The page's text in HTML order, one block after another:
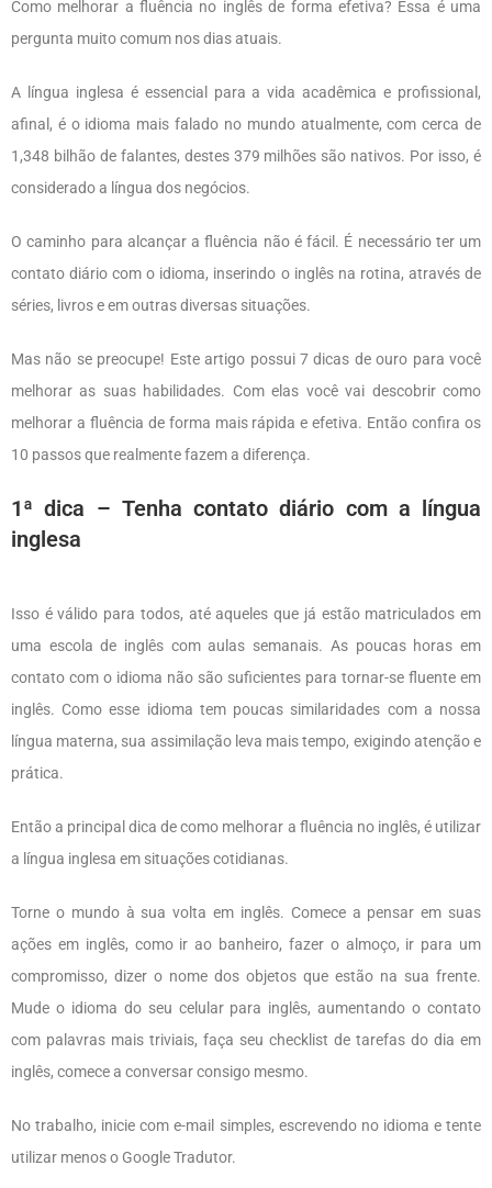
Como melhorar a fluência no inglês de forma efetiva? Essa é uma
pergunta muito comum nos dias atuais.
A língua inglesa é essencial para a vida acadêmica e profissional,
afinal, é o idioma mais falado no mundo atualmente, com cerca de
1,348 bilhão de falantes, destes 379 milhões são nativos. Por isso, é
considerado a língua dos negócios.
O caminho para alcançar a fluência não é fácil. É necessário ter um
contato diário com o idioma, inserindo o inglês na rotina, através de
séries, livros e em outras diversas situações.
Mas não se preocupe! Este artigo possui 7 dicas de ouro para você
melhorar as suas habilidades. Com elas você vai descobrir como
melhorar a fluência de forma mais rápida e efetiva. Então confira os
10 passos que realmente fazem a diferença.
1ª dica – Tenha contato diário com a língua
inglesa
Isso é válido para todos, até aqueles que já estão matriculados em
uma escola de inglês com aulas semanais. As poucas horas em
contato com o idioma não são suficientes para tornar-se fluente em
inglês. Como esse idioma tem poucas similaridades com a nossa
língua materna, sua assimilação leva mais tempo, exigindo atenção e
prática.
Então a principal dica de como melhorar a fluência no inglês, é utilizar
a língua inglesa em situações cotidianas.
Torne o mundo à sua volta em inglês. Comece a pensar em suas
ações em inglês, como ir ao banheiro, fazer o almoço, ir para um
compromisso, dizer o nome dos objetos que estão na sua frente.
Mude o idioma do seu celular para inglês, aumentando o contato
com palavras mais triviais, faça seu checklist de tarefas do dia em
inglês, comece a conversar consigo mesmo.
No trabalho, inicie com e-mail simples, escrevendo no idioma e tente
utilizar menos o Google Tradutor.